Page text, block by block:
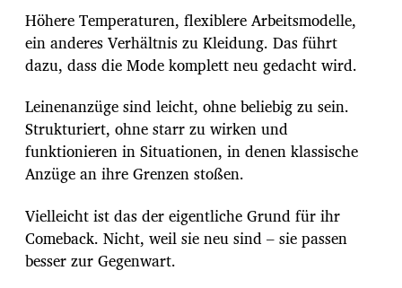
Höhere Temperaturen, flexiblere Arbeitsmodelle,
ein anderes Verhältnis zu Kleidung. Das führt
dazu, dass die Mode komplett neu gedacht wird.
Leinenanzüge sind leicht, ohne beliebig zu sein.
Strukturiert, ohne starr zu wirken und
funktionieren in Situationen, in denen klassische
Anzüge an ihre Grenzen stoßen.
Vielleicht ist das der eigentliche Grund für ihr
Comeback. Nicht, weil sie neu sind – sie passen
besser zur Gegenwart.